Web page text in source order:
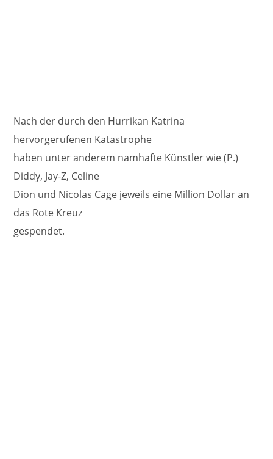
Nach der durch den Hurrikan Katrina
hervorgerufenen Katastrophe
haben unter anderem namhafte Künstler wie (P.)
Diddy, Jay-Z, Celine
Dion und Nicolas Cage jeweils eine Million Dollar an
das Rote Kreuz
gespendet.